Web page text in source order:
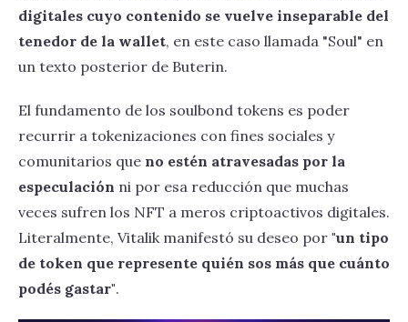
digitales cuyo contenido se vuelve inseparable del
tenedor de la wallet, en este caso llamada "Soul" en
un texto posterior de Buterin.
El fundamento de los soulbond tokens es poder
recurrir a tokenizaciones con fines sociales y
comunitarios que no estén atravesadas por la
especulación ni por esa reducción que muchas
veces sufren los NFT a meros criptoactivos digitales.
Literalmente, Vitalik manifestó su deseo por "un tipo
de token que represente quién sos más que cuánto
podés gastar".